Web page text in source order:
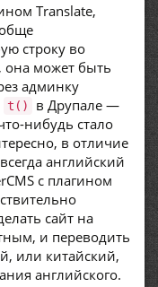
Translate,
строку во
она может быть
админку
t()
в Друпале —
нибудь стало
в отличие
английский
с плагином
сайт на
и переводить
или китайский,
английского.